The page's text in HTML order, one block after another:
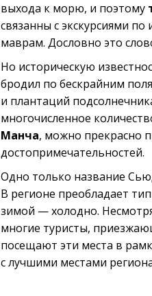
выхода к морю, и поэтому
связанны с экскурсиями
маврам. Дословно это
Но историческую
бродил по бескрайним
и плантаций
многочисленное
Манча, можно прекрасно
достопримечательностей.
Одно только название
В регионе преобладает
зимой — холодно.
многие туристы,
посещают эти места в
с лучшими местами